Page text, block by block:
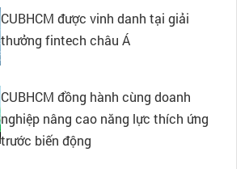
CUBHCM được vinh danh tại giải
thưởng fintech châu Á
CUBHCM đồng hành cùng doanh
nghiệp nâng cao năng lực thích ứng
trước biến động